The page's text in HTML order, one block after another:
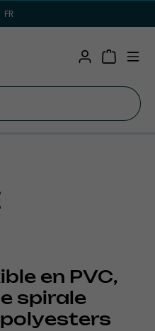
FR
en PVC,
spirale